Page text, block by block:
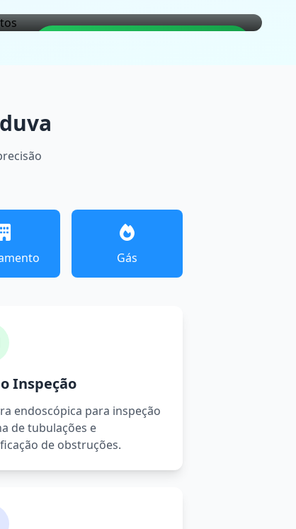
Gás
Inspeção
endoscópica para inspeção
de tubulações e
de obstruções.